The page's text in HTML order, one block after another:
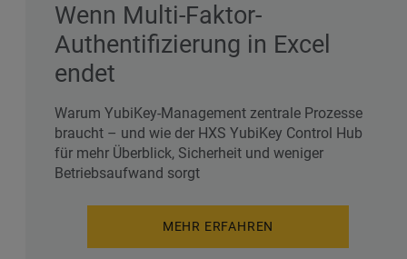
Wenn Multi-Faktor-
Authentifizierung in Excel
endet
Warum YubiKey-Management zentrale Prozesse
braucht – und wie der HXS YubiKey Control Hub
für mehr Überblick, Sicherheit und weniger
Betriebsaufwand sorgt
MEHR ERFAHREN